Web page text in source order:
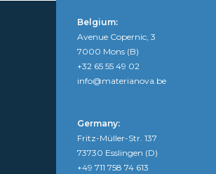
Belgium:
Avenue Copernic, 3
7000 Mons (B)
+32 65 55 49 02
info@materianova.be
Germany:
Fritz-Müller-Str. 137
73730 Esslingen (D)
+49 711 758 74 613